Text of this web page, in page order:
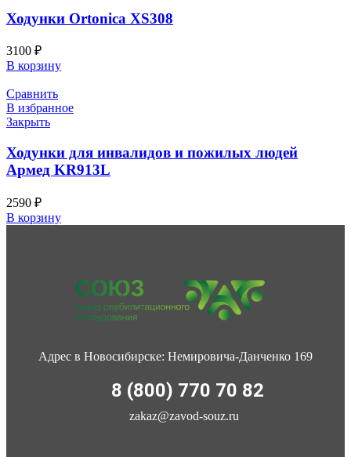
Ходунки Ortonica XS308
3100 ₽
В корзину
Сравнить
В избранное
Закрыть
Ходунки для инвалидов и пожилых людей
Армед KR913L
2590 ₽
В корзину
Адрес в Новосибирске: Немировича-Данченко 169
8 (800) 770 70 82
zakaz@zavod-souz.ru